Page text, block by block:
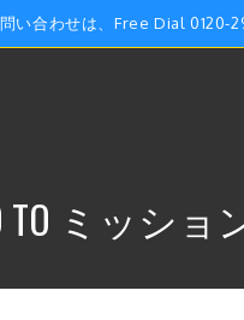
い合わせは、Free Dial 0120-
TO ミッシ